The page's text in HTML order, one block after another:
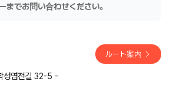
までお問い合わせください。
ルート案内
성염전길 32-5 -